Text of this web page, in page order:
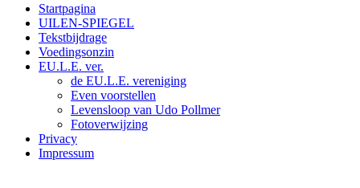
Startpagina
UILEN-SPIEGEL
Tekstbijdrage
Voedingsonzin
EU.L.E. ver.
de EU.L.E. vereniging
Even voorstellen
Levensloop van Udo Pollmer
Fotoverwijzing
Privacy
Impressum